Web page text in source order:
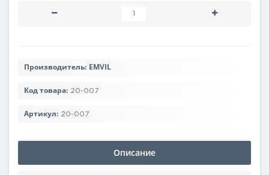
Производитель: EMVIL
Код товара: 20-007
Артикул: 20-007
Описание